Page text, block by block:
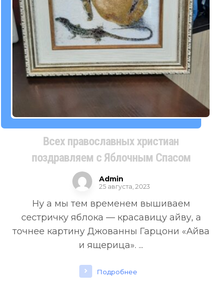
Всех православных христиан
поздравляем с Яблочным Спасом
Admin
25 августа, 2023
Ну а мы тем временем вышиваем
сестричку яблока — красавицу айву, а
точнее картину Джованны Гарцони «Айва
и ящерица». ...
Подробнее